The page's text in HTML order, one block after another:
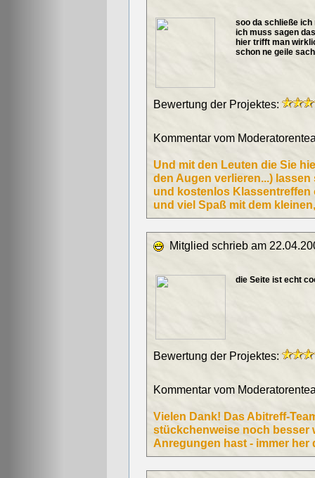
soo da schließe ich
ich muss sagen
hier trifft man
schon ne geile
Bewertung der Projektes:
Kommentar vom
Und mit den Leuten die Sie
den Augen verlieren...)
und kostenlos Klassentreffen
und viel Spaß mit dem
Mitglied schrieb am
die Seite ist echt
Bewertung der Projektes:
Kommentar vom
Vielen Dank! Das Abitreff-
stückchenweise noch besser
Anregungen hast - immer her